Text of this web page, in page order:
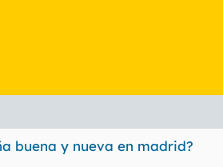
buena y nueva en madrid?